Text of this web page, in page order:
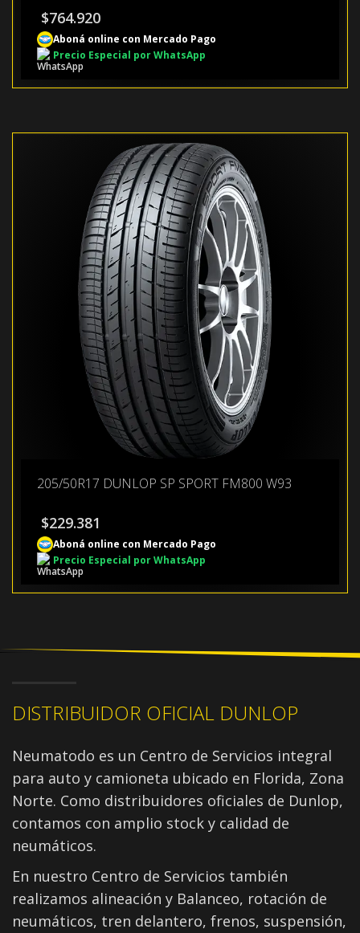
$764.920
Aboná online con Mercado Pago
Precio Especial por WhatsApp
205/50R17 DUNLOP SP SPORT FM800 W93
$229.381
Aboná online con Mercado Pago
Precio Especial por WhatsApp
DISTRIBUIDOR OFICIAL DUNLOP
Neumatodo es un Centro de Servicios integral
para auto y camioneta ubicado en Florida, Zona
Norte. Como distribuidores oficiales de Dunlop,
contamos con amplio stock y calidad de
neumáticos.
En nuestro Centro de Servicios también
realizamos alineación y Balanceo, rotación de
neumáticos, tren delantero, frenos, suspensión,